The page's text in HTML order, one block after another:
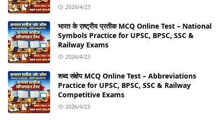
2026/4/23
भारत के राष्ट्रीय प्रतीक MCQ Online Test – National
Symbols Practice for UPSC, BPSC, SSC &
Railway Exams
2026/4/23
शब्द संक्षेप MCQ Online Test – Abbreviations
Practice for UPSC, BPSC, SSC & Railway
Competitive Exams
2026/4/23